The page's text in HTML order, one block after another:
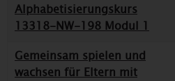
Alphabetisierungskurs
13318-NW-198 Modul 1
Gemeinsam spielen und
wachsen für Eltern mit